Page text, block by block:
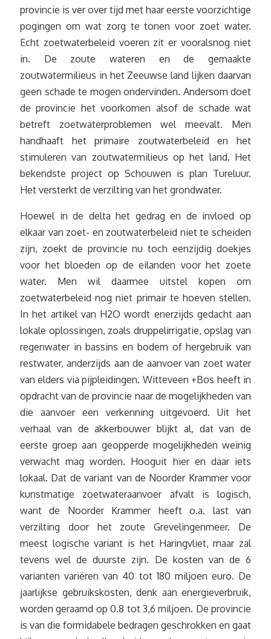
provincie is ver over tijd met haar eerste voorzichtige
pogingen om wat zorg te tonen voor zoet water.
Echt zoetwaterbeleid voeren zit er vooralsnog niet
in. De zoute wateren en de gemaakte
zoutwatermilieus in het Zeeuwse land lijken daarvan
geen schade te mogen ondervinden. Andersom doet
de provincie het voorkomen alsof de schade wat
betreft zoetwaterproblemen wel meevalt. Men
handhaaft het primaire zoutwaterbeleid en het
stimuleren van zoutwatermilieus op het land. Het
bekendste project op Schouwen is plan Tureluur.
Het versterkt de verzilting van het grondwater.
Hoewel in de delta het gedrag en de invloed op
elkaar van zoet- en zoutwaterbeleid niet te scheiden
zijn, zoekt de provincie nu toch eenzijdig doekjes
voor het bloeden op de eilanden voor het zoete
water. Men wil daarmee uitstel kopen om
zoetwaterbeleid nog niet primair te hoeven stellen.
In het artikel van H2O wordt enerzijds gedacht aan
lokale oplossingen, zoals druppelirrigatie, opslag van
regenwater in bassins en bodem of hergebruik van
restwater, anderzijds aan de aanvoer van zoet water
van elders via pijpleidingen. Witteveen +Bos heeft in
opdracht van de provincie naar de mogelijkheden van
die aanvoer een verkenning uitgevoerd. Uit het
verhaal van de akkerbouwer blijkt al, dat van de
eerste groep aan geopperde mogelijkheden weinig
verwacht mag worden. Hooguit hier en daar iets
lokaal. Dat de variant van de Noorder Krammer voor
kunstmatige zoetwateraanvoer afvalt is logisch,
want de Noorder Krammer heeft o.a. last van
verzilting door het zoute Grevelingenmeer. De
meest logische variant is het Haringvliet, maar zal
tevens wel de duurste zijn. De kosten van de 6
varianten variëren van 40 tot 180 miljoen euro. De
jaarlijkse gebruikskosten, denk aan energieverbruik,
worden geraamd op 0.8 tot 3,6 miljoen. De provincie
is van die formidabele bedragen geschrokken en gaat